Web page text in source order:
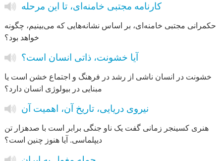
کارنامه مجتبی خامنه‌ای، تا این مرحله
حکمرانی مجتبی خامنه‌ای، بر اساس نشانه‌هایی که می‌بینیم، چگونه
خواهد بود؟
آیا خشونت، ذاتی انسان است؟
خشونت در انسان ناشی از رشد در فرهنگ و اجتماع خشن است یا
مبنایی در بیولوژی انسان دارد؟
نیروی دریایی، تاریخ آن، اهمیت آن
هنری کسینجر زمانی گفت یک ناو جنگی برابر است با صدهزار تن
دیپلماسی. آیا هنوز چنین است؟